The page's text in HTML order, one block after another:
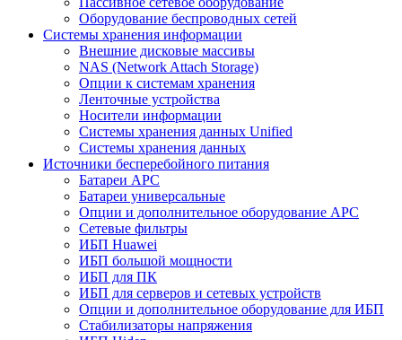
Оборудование беспроводных сетей
Системы хранения информации
Внешние дисковые массивы
NAS (Network Attach Storage)
Опции к системам хранения
Ленточные устройства
Носители информации
Системы хранения данных Unified
Системы хранения данных
Источники бесперебойного питания
Батареи APC
Батареи универсальные
Опции и дополнительное оборудование АРС
Сетевые фильтры
ИБП Huawei
ИБП большой мощности
ИБП для ПК
ИБП для серверов и сетевых устройств
Опции и дополнительное оборудование для ИБП
Стабилизаторы напряжения